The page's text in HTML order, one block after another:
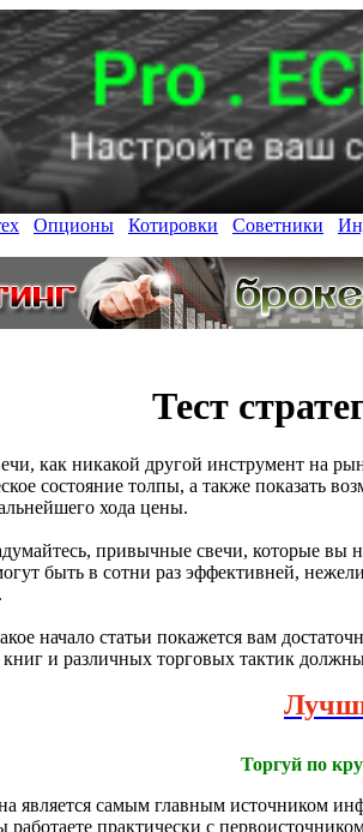
Опционы Котировки Советники
Тест
как никакой другой инструмент на
состояние толпы, а также показать
хода цены.
привычные свечи, которые вы
быть в сотни раз эффективней,
.
начало статьи покажется вам
и различных торговых тактик должны
Торгуй по
является самым главным источником
работаете практически с